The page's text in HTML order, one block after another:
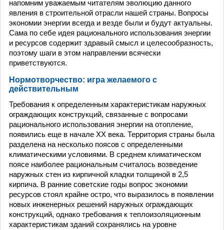
напомним уважаемым читателям эволюцию данного
явления в строительной отрасли нашей страны. Вопросы
экономии энергии всегда и везде были и будут актуальны.
Сама по себе идея рационального использования энергии
и ресурсов содержит здравый смысл и целесообразность,
поэтому шаги в этом направлении всячески
приветствуются.
Нормотворчество: игра желаемого с
действительным
Требования к определенным характеристикам наружных
ограждающих конструкций, связанные с вопросами
рационального использования энергии на отопление,
появились еще в начале ХХ века. Территория страны была
разделена на несколько поясов с определенными
климатическими условиями. В среднем климатическом
поясе наиболее рациональным считалось возведение
наружных стен из кирпичной кладки толщиной в 2,5
кирпича. В ранние советские годы вопрос экономии
ресурсов стоял крайне остро, что выразилось в появлении
новых инженерных решений наружных ограждающих
конструкций, однако требования к теплоизоляционным
характеристикам зданий сохранялись на уровне